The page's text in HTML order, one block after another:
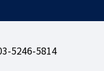
5246-5814